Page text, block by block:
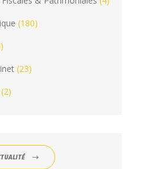
(180)
(23)
(2)